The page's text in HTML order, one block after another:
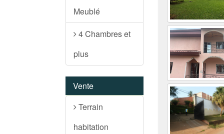
Meublé
4 Chambres et
plus
Vente
Terrain
habitation